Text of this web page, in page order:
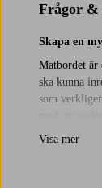
Frågor &
Skapa en
Matbordet är
ska kunna
som
med ett
respektive
Visa mer